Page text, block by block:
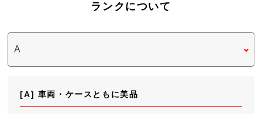
ランクについて
[A] 車両・ケースともに美品